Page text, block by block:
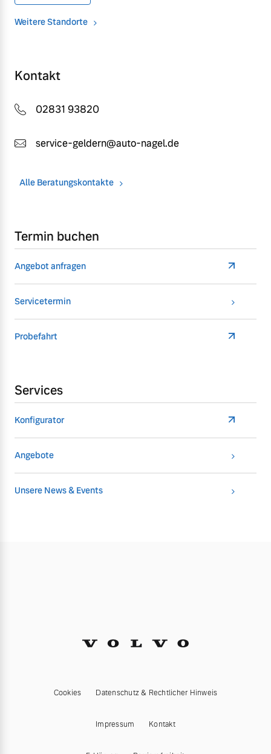
Weitere Standorte
Kontakt
02831 93820
service-geldern@auto-nagel.de
Alle Beratungskontakte
Termin buchen
Angebot anfragen
Servicetermin
Probefahrt
Services
Konfigurator
Angebote
Unsere News & Events
Cookies Datenschutz & Rechtlicher Hinweis
Impressum Kontakt